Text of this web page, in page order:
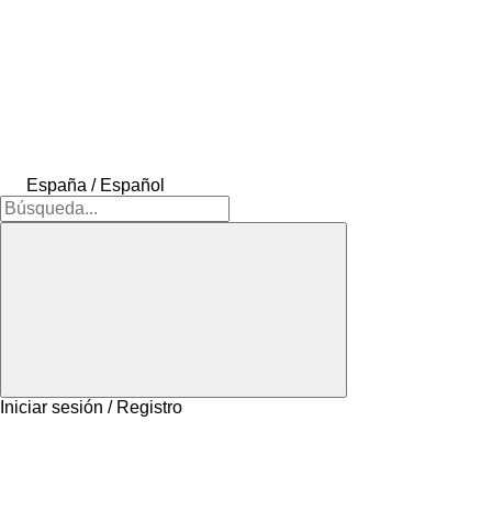
España / Español
Iniciar sesión / Registro